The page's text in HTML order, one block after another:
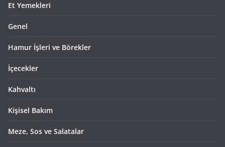
Et Yemekleri
Genel
Hamur İşleri ve Börekler
İçecekler
Kahvaltı
Kişisel Bakım
Meze, Sos ve Salatalar